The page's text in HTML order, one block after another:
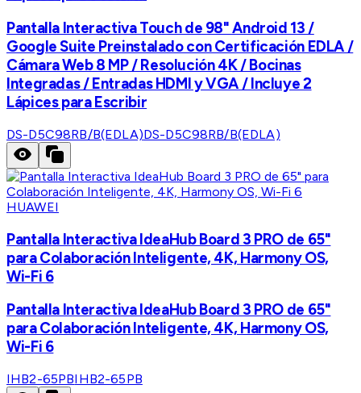
Pantalla Interactiva Touch de 98" Android 13 /
Google Suite Preinstalado con Certificación EDLA /
Cámara Web 8 MP / Resolución 4K / Bocinas
Integradas / Entradas HDMI y VGA / Incluye 2
Lápices para Escribir
DS-D5C98RB/B(EDLA)DS-D5C98RB/B(EDLA)
HUAWEI
Pantalla Interactiva IdeaHub Board 3 PRO de 65"
para Colaboración Inteligente, 4K, Harmony OS,
Wi-Fi 6
Pantalla Interactiva IdeaHub Board 3 PRO de 65"
para Colaboración Inteligente, 4K, Harmony OS,
Wi-Fi 6
IHB2-65PBIHB2-65PB